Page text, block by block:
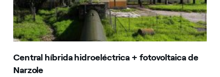
Central híbrida hidroeléctrica + fotovoltaica de
Narzole